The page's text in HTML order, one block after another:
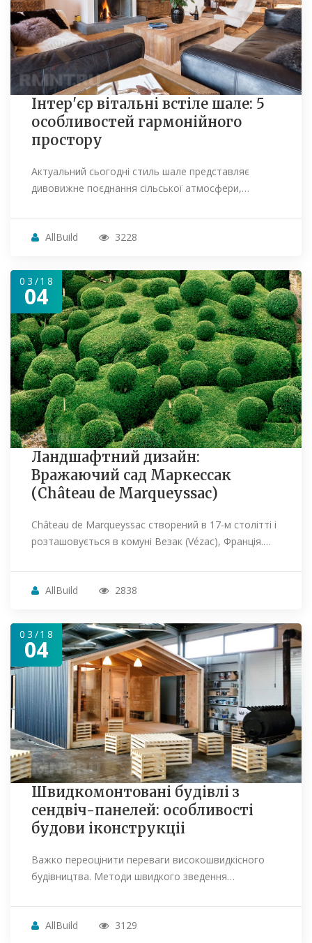
Інтер'єр вітальні встіле шале: 5
особливостей гармонійного
простору
Актуальний сьогодні стиль шале представляє
дивовижне поєднання сільської атмосфери,…
AllBuild 3228
03/18
04
Ландшафтний дизайн:
Вражаючий сад Маркессак
(Château de Marqueyssac)
Château de Marqueyssac створений в 17-м столітті і
розташовується в комуні Везак (Vézac), Франція.…
AllBuild 2838
03/18
04
Швидкомонтовані будівлі з
сендвіч-панелей: особливості
будови іконструкціі
Важко переоцінити переваги високошвидкісного
будівництва. Методи швидкого зведення…
AllBuild 3129